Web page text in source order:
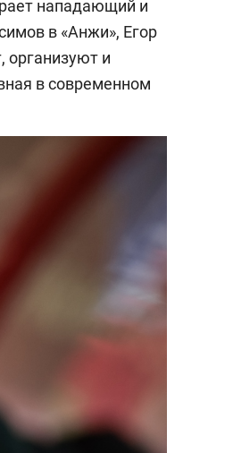
нападающий и
в «Анжи», Егор
организуют и
в современном